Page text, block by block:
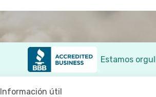
Estamos
Información útil